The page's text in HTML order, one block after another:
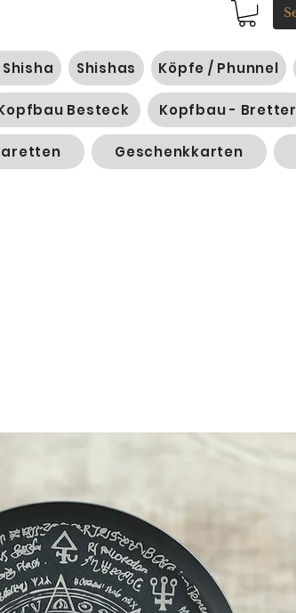
Shishas Köpfe / Phunnel
Besteck Kopfbau - Bretter
Geschenkkarten